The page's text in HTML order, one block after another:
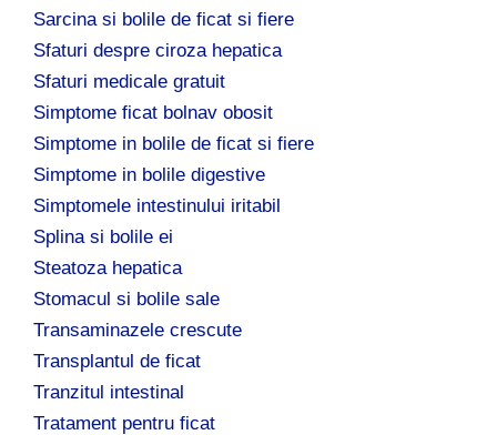
Sarcina si bolile de ficat si fiere
Sfaturi despre ciroza hepatica
Sfaturi medicale gratuit
Simptome ficat bolnav obosit
Simptome in bolile de ficat si fiere
Simptome in bolile digestive
Simptomele intestinului iritabil
Splina si bolile ei
Steatoza hepatica
Stomacul si bolile sale
Transaminazele crescute
Transplantul de ficat
Tranzitul intestinal
Tratament pentru ficat